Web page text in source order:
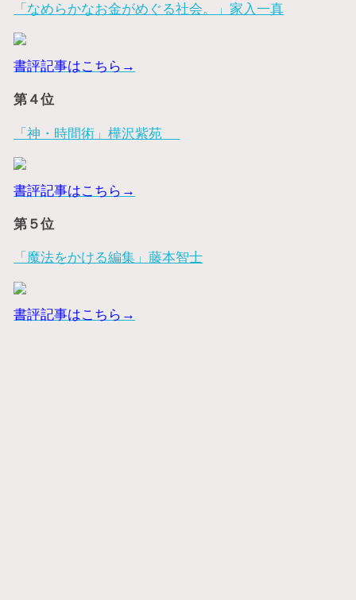
「なめらかなお金がめぐる社会。」家入一真
書評記事はこちら→
第４位
「神・時間術」樺沢紫苑
書評記事はこちら→
第５位
「魔法をかける編集」藤本智士
書評記事はこちら→